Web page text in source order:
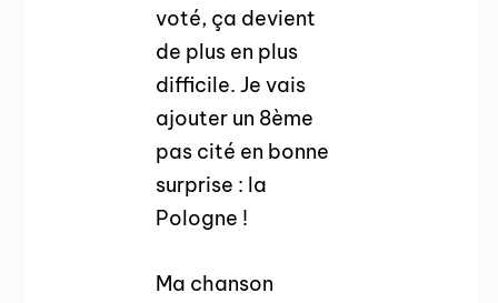
voté, ça devient
de plus en plus
difficile. Je vais
ajouter un 8ème
pas cité en bonne
surprise : la
Pologne !
Ma chanson